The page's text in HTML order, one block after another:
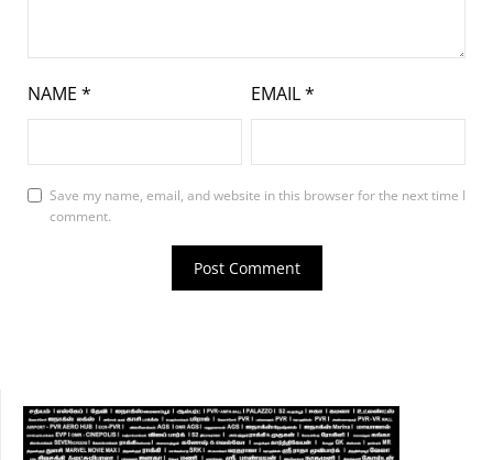
NAME * EMAIL*
Save my name, email, and website in this browser for the next time I
comment.